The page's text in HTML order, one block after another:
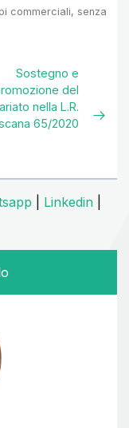
commerciali, senza
Sostegno e
del
nella L.R.
65/2020
Linkedin